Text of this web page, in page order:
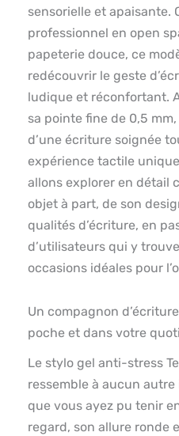
sensorielle et apaisante.
professionnel en open
papeterie douce, ce
redécouvrir le geste
ludique et réconfortant.
sa pointe fine de 0,5
d’une écriture soignée
expérience tactile
allons explorer en détail
objet à part, de son
qualités d’écriture, en
d’utilisateurs qui y
occasions idéales pour
Un compagnon
poche et dans votre
Le stylo gel anti-stress
ressemble à aucun
que vous ayez pu tenir
regard, son allure ronde